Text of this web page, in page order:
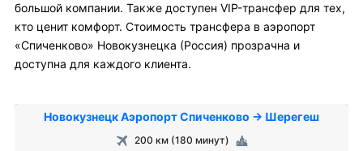
большой компании. Также доступен VIP-трансфер для тех,
кто ценит комфорт. Стоимость трансфера в аэропорт
«Спиченково» Новокузнецка (Россия) прозрачна и
доступна для каждого клиента.
Новокузнецк Аэропорт Спиченково → Шерегеш
200 км (180 минут)